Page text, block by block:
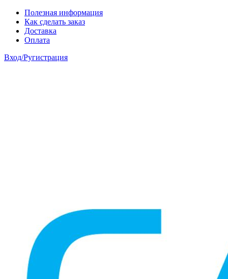
Skip to main content
Полезная информация
Как сделать заказ
Доставка
Оплата
Вход/Ругистрация